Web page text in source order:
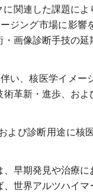
関連した課題に
ジング市場に影
画像診断手技の
い、核医学イメ
革新・進歩、お
よび診断用途に
早期発見や治療
世界アルツハイ